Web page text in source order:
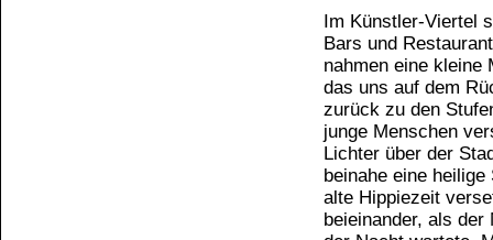
Im Künstler-Viertel
Bars und
nahmen eine kleine
das uns auf dem
zurück zu den
junge Menschen
Lichter über der
beinahe eine
alte Hippiezeit
beieinander, als der